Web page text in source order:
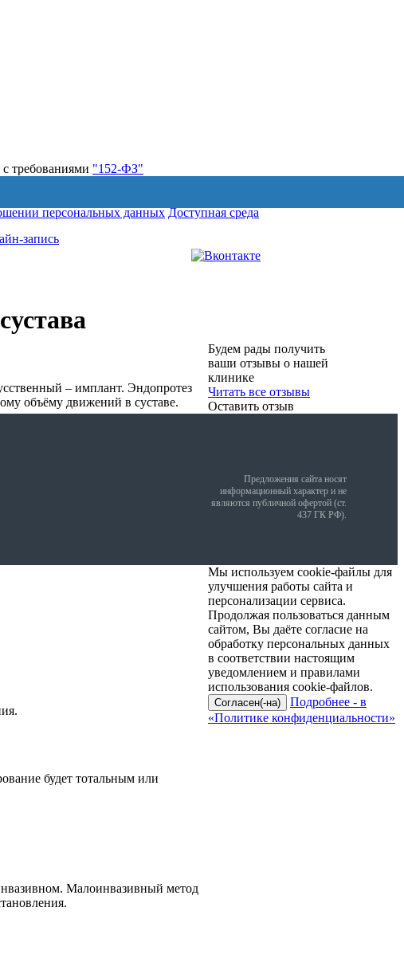
с требованиями "152-ФЗ"
персональных данных Доступная среда
запись
– имплант. Эндопротез
объёму движений в суставе.
будет тотальным или
Малоинвазивный метод
Будем рады получить
ваши отзывы о нашей
клинике
Читать все отзывы
Оставить отзыв
Предложения сайта носят
информационный характер и не
являются публичной офертой (ст.
437 ГК РФ).
Мы используем cookie-файлы для
улучшения работы сайта и
персонализации сервиса.
Продолжая пользоваться данным
сайтом, Вы даёте согласие на
обработку персональных данных
в соответствии настоящим
уведомлением и правилами
использования cookie-файлов.
Согласен(-на)
Подробнее - в
«Политике конфиденциальности»